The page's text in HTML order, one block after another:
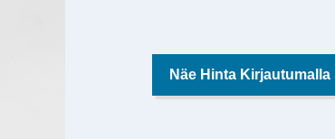
Näe Hinta Kirjautumalla